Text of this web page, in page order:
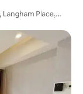
Langham Place,